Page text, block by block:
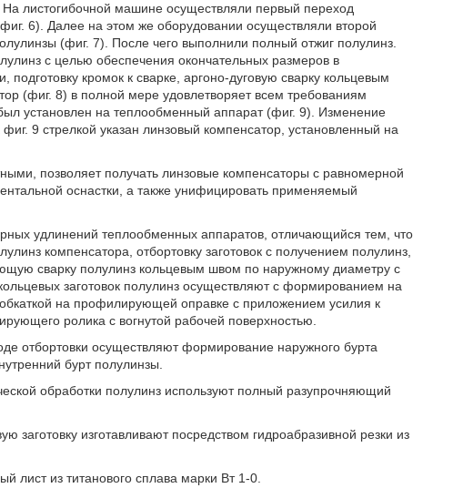
листогибочной машине осуществляли первый переход
6). Далее на этом же оборудовании осуществляли второй
(фиг. 7). После чего выполнили полный отжиг полулинз.
с целью обеспечения окончательных размеров в
подготовку кромок к сварке, аргоно-дуговую сварку кольцевым
(фиг. 8) в полной мере удовлетворяет всем требованиям
установлен на теплообменный аппарат (фиг. 9). Изменение
9 стрелкой указан линзовый компенсатор, установленный на
позволяет получать линзовые компенсаторы с равномерной
оснастки, а также унифицировать применяемый
удлинений теплообменных аппаратов, отличающийся тем, что
компенсатора, отбортовку заготовок с получением полулинз,
сварку полулинз кольцевым швом по наружному диаметру с
заготовок полулинз осуществляют с формированием на
обкаткой на профилирующей оправке с приложением усилия к
ролика с вогнутой рабочей поверхностью.
отбортовки осуществляют формирование наружного бурта
бурт полулинзы.
обработки полулинз используют полный разупрочняющий
изготавливают посредством гидроабразивной резки из
лист из титанового сплава марки Вт 1-0.